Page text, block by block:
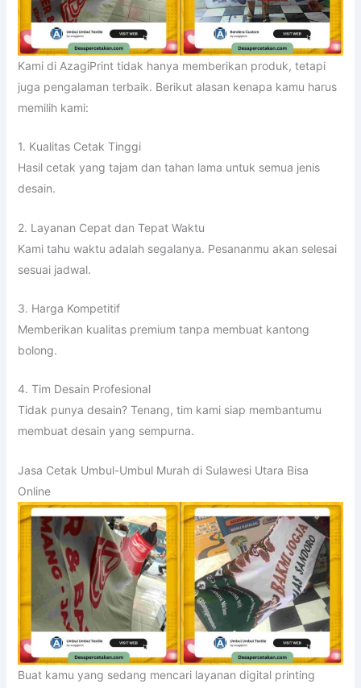
Kami di AzagiPrint tidak hanya memberikan produk, tetapi
juga pengalaman terbaik. Berikut alasan kenapa kamu harus
memilih kami:
1. Kualitas Cetak Tinggi
Hasil cetak yang tajam dan tahan lama untuk semua jenis
desain.
2. Layanan Cepat dan Tepat Waktu
Kami tahu waktu adalah segalanya. Pesananmu akan selesai
sesuai jadwal.
3. Harga Kompetitif
Memberikan kualitas premium tanpa membuat kantong
bolong.
4. Tim Desain Profesional
Tidak punya desain? Tenang, tim kami siap membantumu
membuat desain yang sempurna.
Jasa Cetak Umbul-Umbul Murah di Sulawesi Utara Bisa
Online
Buat kamu yang sedang mencari layanan digital printing